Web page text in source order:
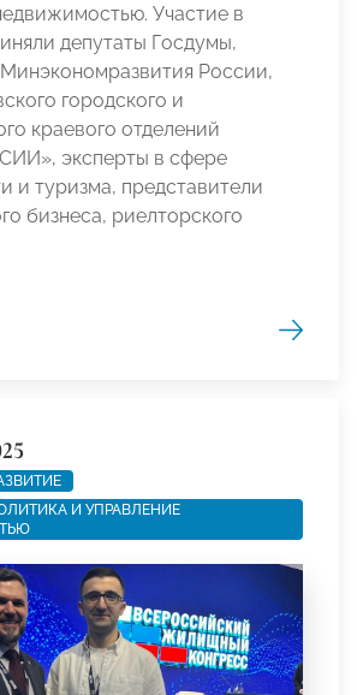
Участие в
депутаты Госдумы,
России,
городского и
краевого отделений
эксперты в сфере
и туризма, представители
бизнеса, риелторского
И УПРАВЛЕНИЕ